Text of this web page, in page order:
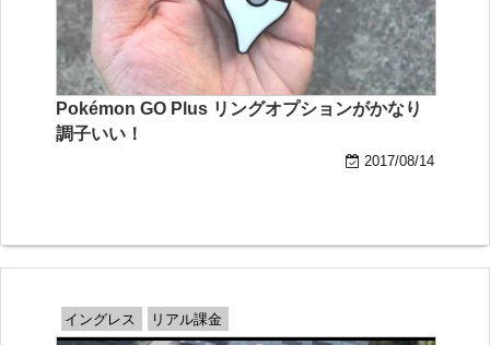
Pokémon GO Plus リングオプションがかなり
調子いい！
2017/08/14
イングレス リアル課金